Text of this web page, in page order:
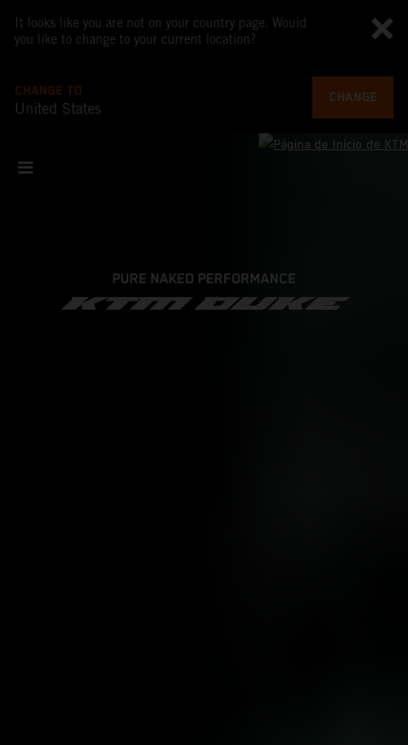
It looks like you are not on your country page. Would
you like to change to your current location?
CHANGE TO
United States
CHANGE
PURE NAKED PERFORMANCE
KTM DUKE